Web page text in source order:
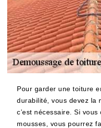
Pour garder une toiture
durabilité, vous devez la
c’est nécessaire. Si
mousses, vous pourrez